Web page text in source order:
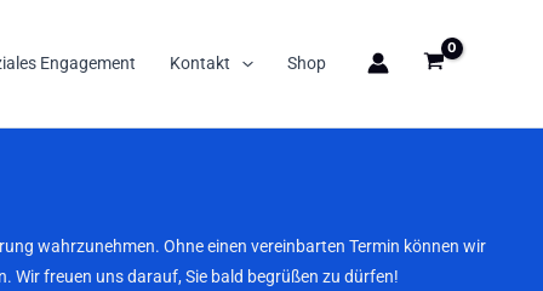
Engagement Kontakt Shop
wahrzunehmen. Ohne einen vereinbarten Termin können wir
Wir freuen uns darauf, Sie bald begrüßen zu dürfen!